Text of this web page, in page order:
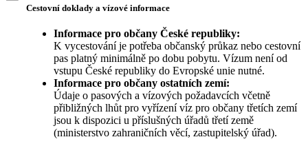
Cestovní doklady a vízové informace
Informace pro občany České republiky:
K vycestování je potřeba občanský průkaz nebo cestovní
pas platný minimálně po dobu pobytu. Vízum není od
vstupu České republiky do Evropské unie nutné.
Informace pro občany ostatních zemí:
Údaje o pasových a vízových požadavcích včetně
přibližných lhůt pro vyřízení víz pro občany třetích zemí
jsou k dispozici u příslušných úřadů třetí země
(ministerstvo zahraničních věcí, zastupitelský úřad).